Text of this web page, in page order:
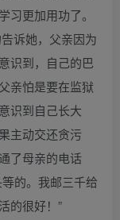
更加用功了。
诉她，父亲因为
识到，自己的巴
亲怕是要在监狱
识到自己长大
主动交还贪污
了母亲的电话
的。我邮三千给
的很好！”